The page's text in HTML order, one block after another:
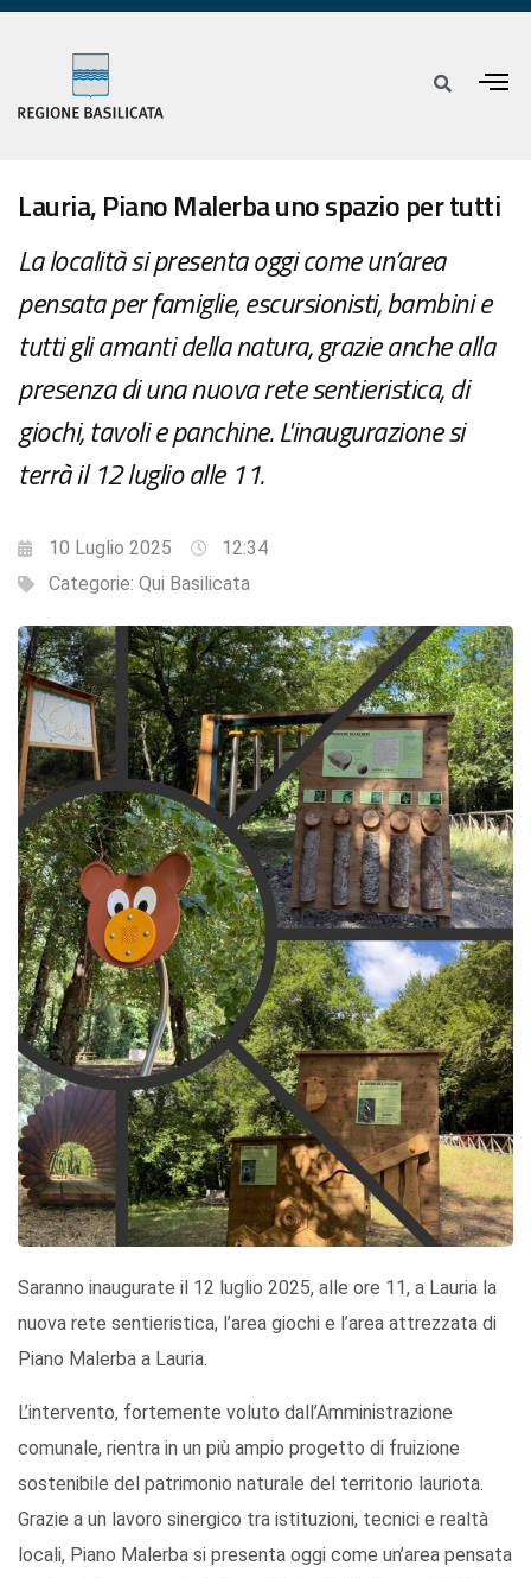
Lauria, Piano Malerba uno spazio per tutti
La località si presenta oggi come un’area
pensata per famiglie, escursionisti, bambini e
tutti gli amanti della natura, grazie anche alla
presenza di una nuova rete sentieristica, di
giochi, tavoli e panchine. L'inaugurazione si
terrà il 12 luglio alle 11.
10 Luglio 2025
12:34
Categorie: Qui Basilicata
Saranno inaugurate il 12 luglio 2025, alle ore 11, a Lauria la
nuova rete sentieristica, l’area giochi e l’area attrezzata di
Piano Malerba a Lauria.
L’intervento, fortemente voluto dall’Amministrazione
comunale, rientra in un più ampio progetto di fruizione
sostenibile del patrimonio naturale del territorio lauriota.
Grazie a un lavoro sinergico tra istituzioni, tecnici e realtà
locali, Piano Malerba si presenta oggi come un’area pensata